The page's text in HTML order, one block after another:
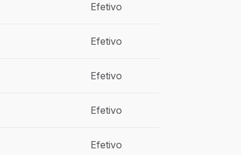
Efetivo
Efetivo
Efetivo
Efetivo
Efetivo